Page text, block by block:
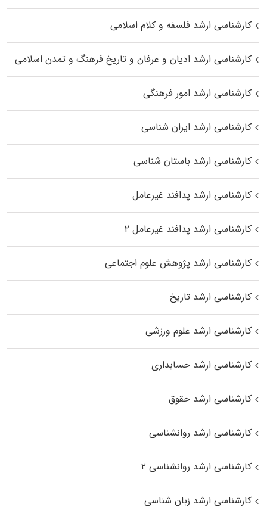
کارشناسی ارشد فلسفه و کلام اسلامی
کارشناسی ارشد ادیان و عرفان و تاریخ فرهنگ و تمدن اسلامی
کارشناسی ارشد امور فرهنگی
کارشناسی ارشد ایران شناسی
کارشناسی ارشد باستان شناسی
کارشناسی ارشد پدافند غیرعامل
کارشناسی ارشد پدافند غیرعامل ۲
کارشناسی ارشد پژوهش علوم اجتماعی
کارشناسی ارشد تاریخ
کارشناسی ارشد علوم ورزشی
کارشناسی ارشد حسابداری
کارشناسی ارشد حقوق
کارشناسی ارشد روانشناسی
کارشناسی ارشد روانشناسی ۲
کارشناسی ارشد زبان شناسی